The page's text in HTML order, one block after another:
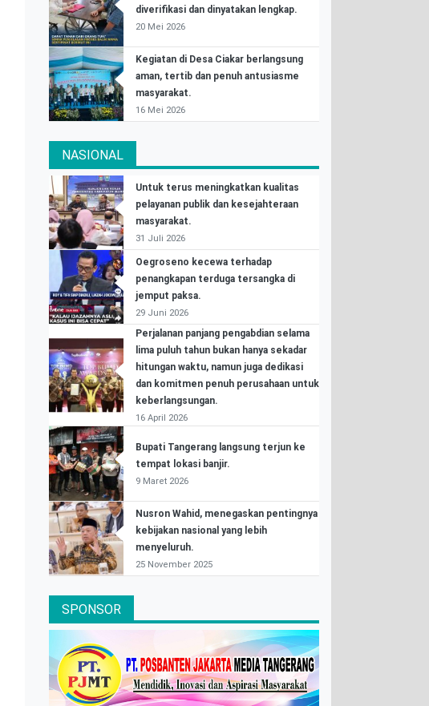
diverifikasi dan dinyatakan lengkap.
20 Mei 2026
Kegiatan di Desa Ciakar berlangsung
aman, tertib dan penuh antusiasme
masyarakat.
16 Mei 2026
NASIONAL
Untuk terus meningkatkan kualitas
pelayanan publik dan kesejahteraan
masyarakat.
31 Juli 2026
Oegroseno kecewa terhadap
penangkapan terduga tersangka di
jemput paksa.
29 Juni 2026
Perjalanan panjang pengabdian selama
lima puluh tahun bukan hanya sekadar
hitungan waktu, namun juga dedikasi
dan komitmen penuh perusahaan untuk
keberlangsungan.
16 April 2026
Bupati Tangerang langsung terjun ke
tempat lokasi banjir.
9 Maret 2026
Nusron Wahid, menegaskan pentingnya
kebijakan nasional yang lebih
menyeluruh.
25 November 2025
SPONSOR